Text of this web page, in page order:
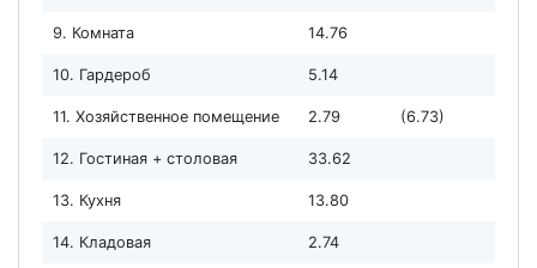
9. Комната 14.76
10. Гардероб 5.14
11. Хозяйственное помещение 2.79 (6.73)
12. Гостиная + столовая 33.62
13. Кухня 13.80
14. Кладовая 2.74